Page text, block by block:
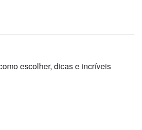
escolher, dicas e incríveis